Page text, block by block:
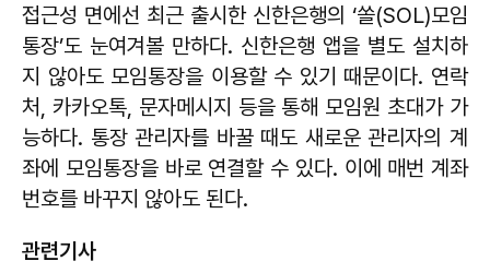
접근성 면에선 최근 출시한 신한은행의 ‘쏠(SOL)모임
통장’도 눈여겨볼 만하다. 신한은행 앱을 별도 설치하
지 않아도 모임통장을 이용할 수 있기 때문이다. 연락
처, 카카오톡, 문자메시지 등을 통해 모임원 초대가 가
능하다. 통장 관리자를 바꿀 때도 새로운 관리자의 계
좌에 모임통장을 바로 연결할 수 있다. 이에 매번 계좌
번호를 바꾸지 않아도 된다.
관련기사